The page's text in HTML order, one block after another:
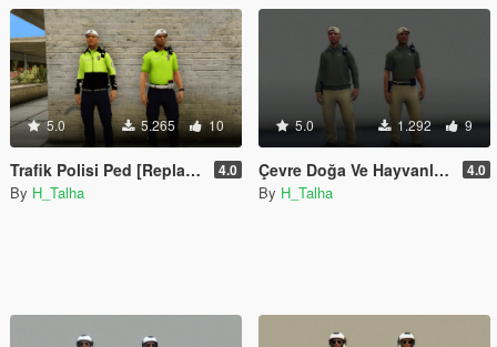
5.0 5.265 10
Trafik Polisi Ped [Replace] 4.0
By H_Talha
5.0 1.292 9
Çevre Doğa Ve Hayvanları Koruma Polisi Ped [Replace] 4.0
By H_Talha